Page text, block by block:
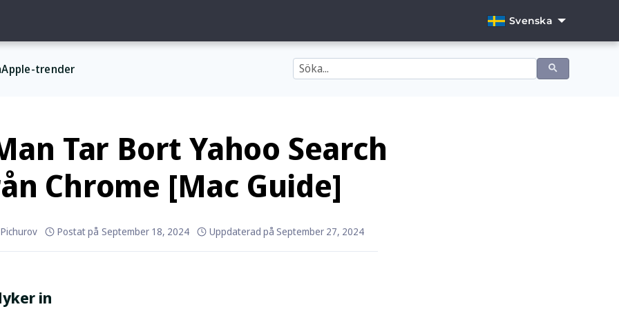
Svenska
English
Apple-trender
Tar Bort Yahoo Search
Chrome [Mac Guide]
Postat på September 18, 2024 Uppdaterad på September 27, 2024
in